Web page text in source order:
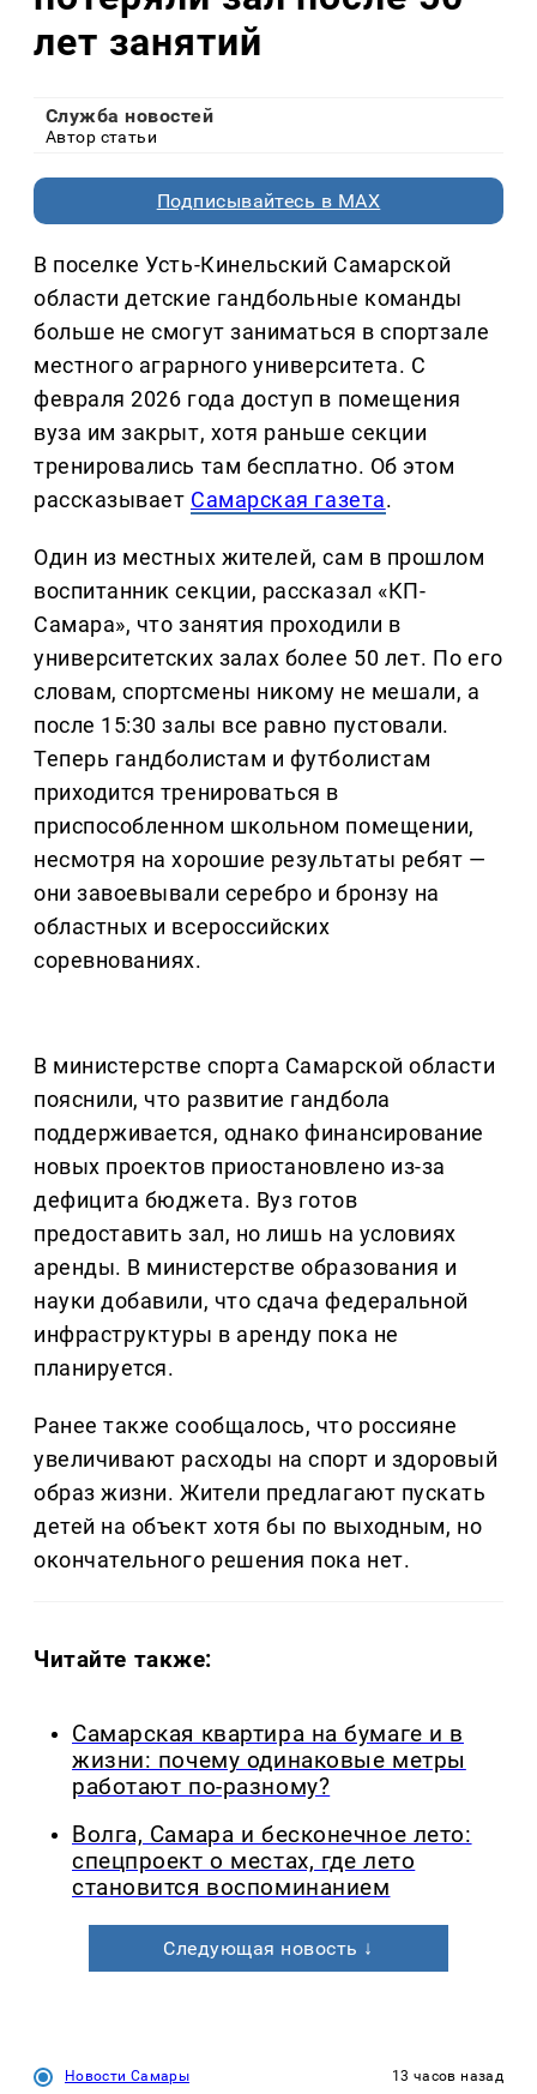
лет занятий
Служба новостей
Автор статьи
Подписывайтесь в MAX
В поселке Усть-Кинельский Самарской
области детские гандбольные команды
больше не смогут заниматься в спортзале
местного аграрного университета. С
февраля 2026 года доступ в помещения
вуза им закрыт, хотя раньше секции
тренировались там бесплатно. Об этом
рассказывает Самарская газета.
Один из местных жителей, сам в прошлом
воспитанник секции, рассказал «КП-
Самара», что занятия проходили в
университетских залах более 50 лет. По его
словам, спортсмены никому не мешали, а
после 15:30 залы все равно пустовали.
Теперь гандболистам и футболистам
приходится тренироваться в
приспособленном школьном помещении,
несмотря на хорошие результаты ребят —
они завоевывали серебро и бронзу на
областных и всероссийских
соревнованиях.
В министерстве спорта Самарской области
пояснили, что развитие гандбола
поддерживается, однако финансирование
новых проектов приостановлено из-за
дефицита бюджета. Вуз готов
предоставить зал, но лишь на условиях
аренды. В министерстве образования и
науки добавили, что сдача федеральной
инфраструктуры в аренду пока не
планируется.
Ранее также сообщалось, что россияне
увеличивают расходы на спорт и здоровый
образ жизни. Жители предлагают пускать
детей на объект хотя бы по выходным, но
окончательного решения пока нет.
Читайте также:
Самарская квартира на бумаге и в
жизни: почему одинаковые метры
работают по-разному?
Волга, Самара и бесконечное лето:
спецпроект о местах, где лето
становится воспоминанием
Следующая новость ↓
Новости Самары 13 часов назад